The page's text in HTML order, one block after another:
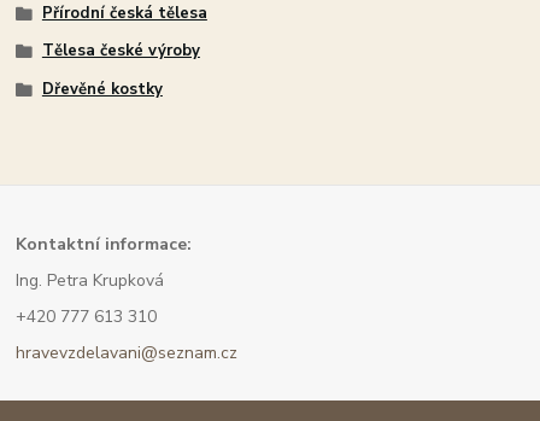
Přírodní česká tělesa
Tělesa české výroby
Dřevěné kostky
Kontaktní informace:
Ing. Petra Krupková
+420 777 613 310
hravevzdelavani@seznam.cz